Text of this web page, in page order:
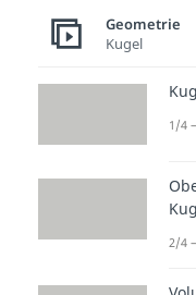
Geometrie
Kugel
1/4
2/4